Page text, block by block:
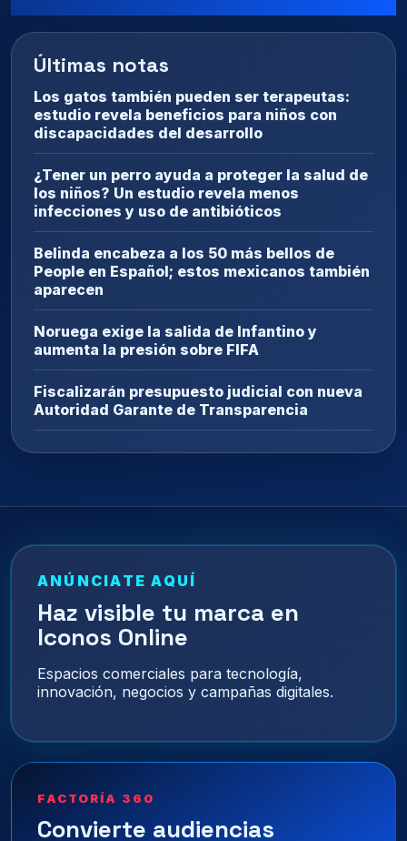
Últimas notas
Los gatos también pueden ser terapeutas:
estudio revela beneficios para niños con
discapacidades del desarrollo
¿Tener un perro ayuda a proteger la salud de
los niños? Un estudio revela menos
infecciones y uso de antibióticos
Belinda encabeza a los 50 más bellos de
People en Español; estos mexicanos también
aparecen
Noruega exige la salida de Infantino y
aumenta la presión sobre FIFA
Fiscalizarán presupuesto judicial con nueva
Autoridad Garante de Transparencia
ANÚNCIATE AQUÍ
Haz visible tu marca en
Iconos Online
Espacios comerciales para tecnología,
innovación, negocios y campañas digitales.
FACTORÍA 360
Convierte audiencias